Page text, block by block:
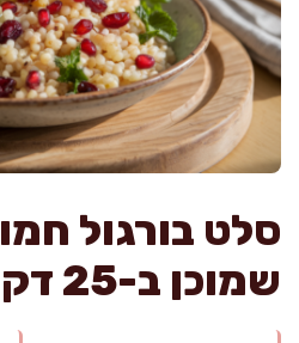
סלט בורגול
שמוכן ב-25 דקות